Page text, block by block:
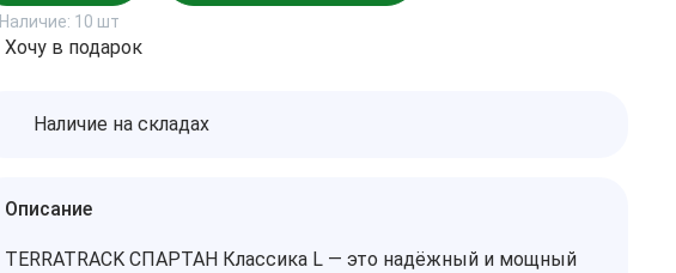
Наличие: 10 шт
Хочу в подарок
Наличие на складах
Описание
TERRATRACK СПАРТАН Классика L — это надёжный и мощный